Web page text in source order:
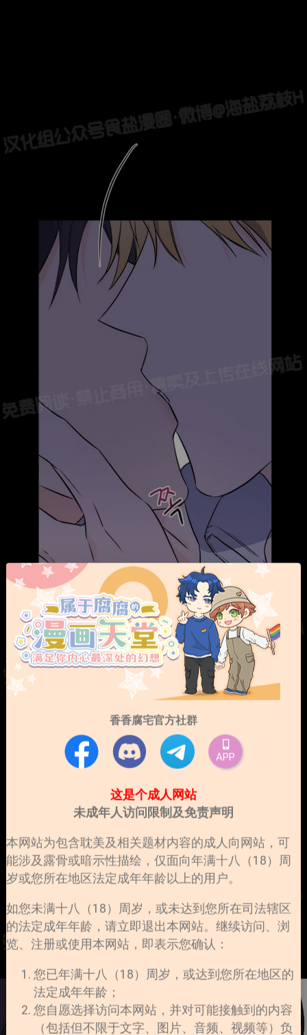
香香腐宅官方社群
APP
这是个成人网站
未成年人访问限制及免责声明
本网站为包含耽美及相关题材内容的成人向网站，可
能涉及露骨或暗示性描绘，仅面向年满十八（18）周
岁或您所在地区法定成年年龄以上的用户。
如您未满十八（18）周岁，或未达到您所在司法辖区
的法定成年年龄，请立即退出本网站。继续访问、浏
览、注册或使用本网站，即表示您确认：
您已年满十八（18）周岁，或达到您所在地区的
法定成年年龄；
您自愿选择访问本网站，并对可能接触到的内容
（包括但不限于文字、图片、音频、视频等）负